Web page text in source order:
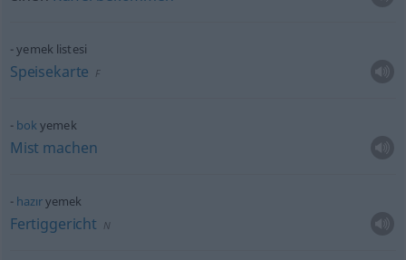
yemek listesi
Speisekarte F
bokyemek
Mist machen
hazıryemek
Fertiggericht N